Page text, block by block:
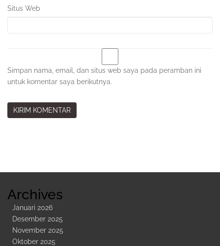
Situs Web
Simpan nama, email, dan situs web saya pada peramban ini
untuk komentar saya berikutnya.
Archives
Januari 2026
Desember 2025
November 2025
Oktober 2025